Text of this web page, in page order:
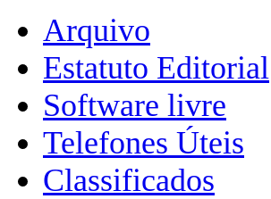
Arquivo
Estatuto Editorial
Software livre
Telefones Úteis
Classificados